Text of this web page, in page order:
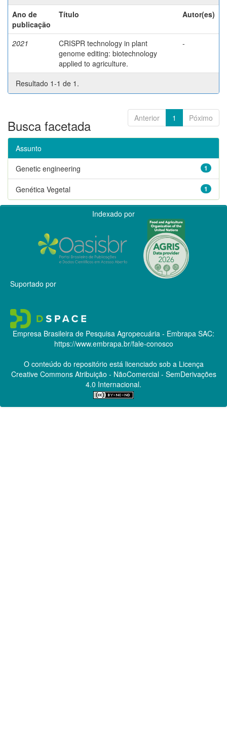
Ano de
publicação
Título Autor(es)
2021
CRISPR technology in plant
genome editing: biotechnology
applied to agriculture.
-
Resultado 1-1 de 1.
Anterior 1 Póximo
Busca facetada
Assunto
1
Genetic engineering
1
Genética Vegetal
Indexado por
Suportado por
Empresa Brasileira de Pesquisa Agropecuária - Embrapa SAC:
https://www.embrapa.br/fale-conosco
O conteúdo do repositório está licenciado sob a Licença
Creative CommonsAtribuição - NãoComercial - SemDerivações
4.0 Internacional.